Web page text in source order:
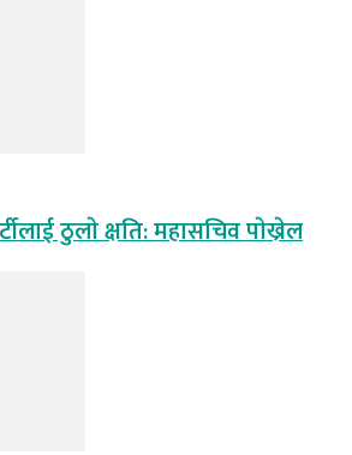
ठुलाे क्षति: महासचिव पाेख्रेल